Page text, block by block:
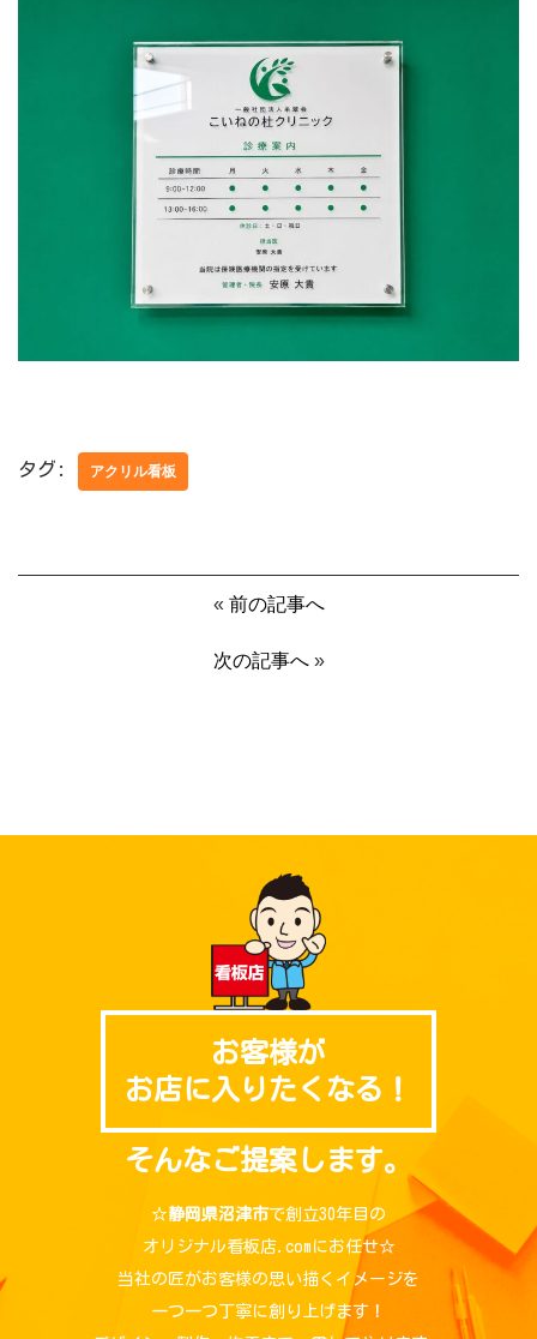
タグ: アクリル看板
« 前の記事へ
次の記事へ»
お客様が
お店に入りたくなる！
そんなご提案します。
☆静岡県沼津市で創立30年目の
オリジナル看板店.comにお任せ☆
当社の匠がお客様の思い描くイメージを
一つ一つ丁寧に創り上げます！